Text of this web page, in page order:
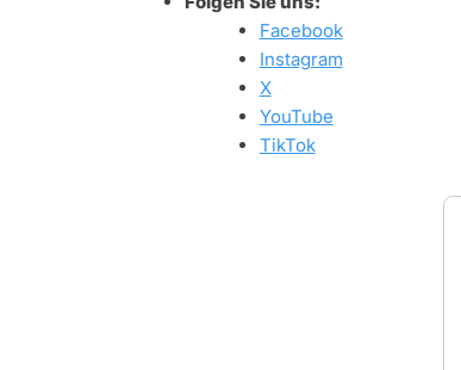
Facebook
Instagram
X
YouTube
TikTok